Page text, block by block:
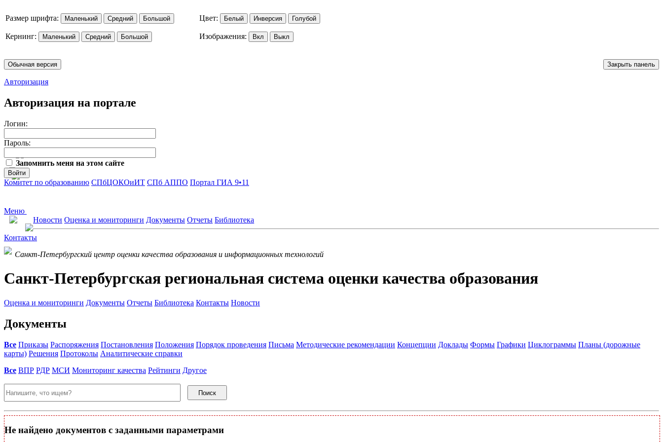
Размер шрифта: Маленький Средний Большой
Кернинг: Маленький Средний Большой
Цвет: Белый Инверсия Голубой
Изображения: Вкл Выкл
Обычная версия Закрыть панель
Авторизация
Авторизация на портале
Логин:
Пароль:
Запомнить меня на этом сайте
Войти
Комитет по образованию СПбЦОКОиИТ СПб АППО Портал ГИА 9•11
Меню
Новости Оценка и мониторинги Документы Отчеты Библиотека
Контакты
Санкт-Петербургский центр оценки качества образования и информационных технологий
Санкт-Петербургская региональная система оценки качества образования
Оценка и мониторинги Документы Отчеты Библиотека Контакты Новости
Документы
Все Приказы Распоряжения Постановления Положения Порядок проведения Письма Методические рекомендации Концепции Доклады Формы Графики Циклограммы Планы (дорожные
карты) Решения Протоколы Аналитические справки
Все ВПР РДР МСИ Мониторинг качества Рейтинги Другое
Поиск
Не найдено документов с заданными параметрами